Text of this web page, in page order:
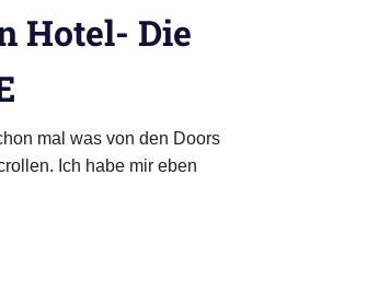
Hotel- Die
mal was von den Doors
Ich habe mir eben